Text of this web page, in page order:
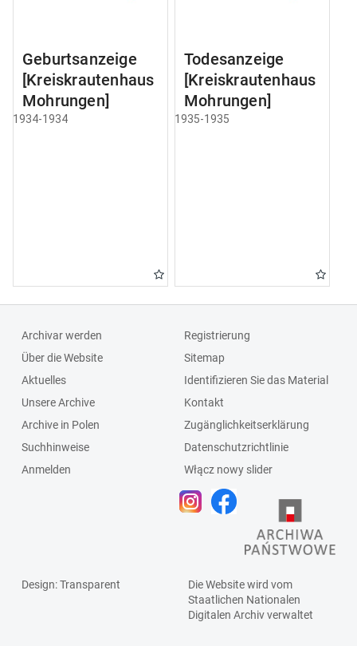
Geburtsanzeige
[Kreiskrautenhaus
Mohrungen]
1934-1934
Todesanzeige
[Kreiskrautenhaus
Mohrungen]
1935-1935
Archivar werden
Über die Website
Aktuelles
Unsere Archive
Archive in Polen
Suchhinweise
Anmelden
Registrierung
Sitemap
Identifizieren Sie das Material
Kontakt
Zugänglichkeitserklärung
Datenschutzrichtlinie
Włącz nowy slider
Design: Transparent
Die Website wird vom
Staatlichen Nationalen
Digitalen Archivverwaltet